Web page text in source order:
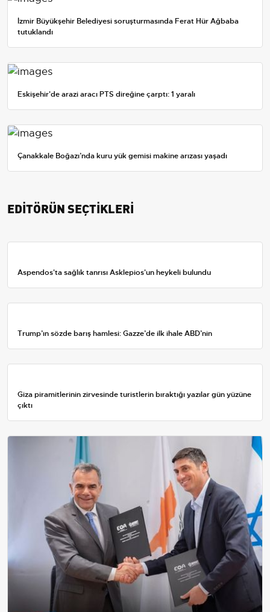
İzmir Büyükşehir Belediyesi soruşturmasında Ferat Hür Ağbaba
tutuklandı
Eskişehir'de arazi aracı PTS direğine çarptı: 1 yaralı
Çanakkale Boğazı’nda kuru yük gemisi makine arızası yaşadı
EDİTÖRÜN SEÇTİKLERİ
Aspendos'ta sağlık tanrısı Asklepios'un heykeli bulundu
Trump’ın sözde barış hamlesi: Gazze’de ilk ihale ABD’nin
Giza piramitlerinin zirvesinde turistlerin bıraktığı yazılar gün yüzüne
çıktı